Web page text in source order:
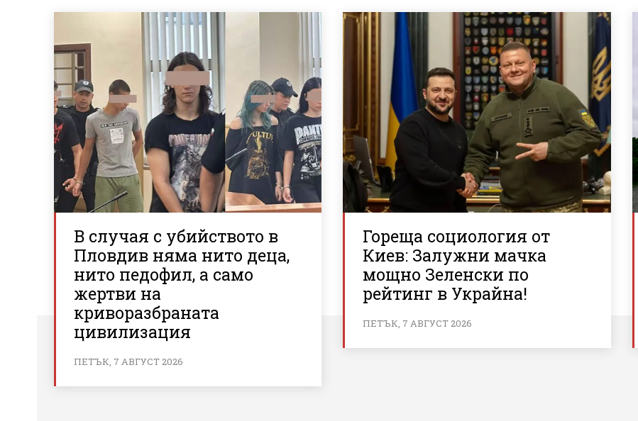
В случая с убийството в
Пловдив няма нито деца,
нито педофил, а само
жертви на
криворазбраната
цивилизация
ПЕТЪК, 7 АВГУСТ 2026
Гореща социология от
Киев: Залужни мачка
мощно Зеленски по
рейтинг в Украйна!
ПЕТЪК, 7 АВГУСТ 2026